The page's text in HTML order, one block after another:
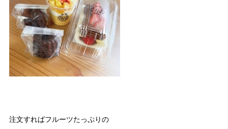
注文すればフルーツたっぷりの